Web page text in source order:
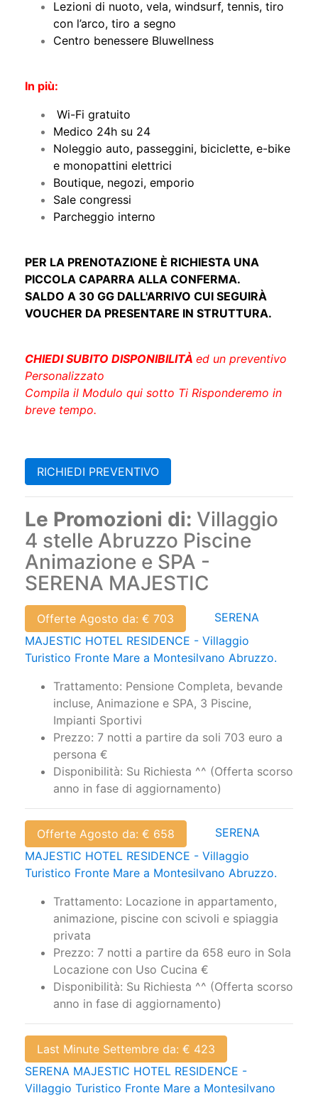
Lezioni di nuoto, vela, windsurf, tennis, tiro
con l’arco, tiro a segno
Centro benessere Bluwellness
In più:
Wi-Fi gratuito
Medico 24h su 24
Noleggio auto, passeggini, biciclette, e-bike
e monopattini elettrici
Boutique, negozi, emporio
Sale congressi
Parcheggio interno
PER LA PRENOTAZIONE È RICHIESTA UNA
PICCOLA CAPARRA ALLA CONFERMA.
SALDO A 30 GG DALL'ARRIVO CUI SEGUIRÀ
VOUCHER DA PRESENTARE IN STRUTTURA.
CHIEDI SUBITO DISPONIBILITÀ ed un preventivo
Personalizzato
Compila il Modulo qui sotto Ti Risponderemo in
breve tempo.
RICHIEDI PREVENTIVO
Le Promozioni di: Villaggio
4 stelle Abruzzo Piscine
Animazione e SPA -
SERENA MAJESTIC
Offerte Agosto da: € 703
SERENA
MAJESTIC HOTEL RESIDENCE - Villaggio
Turistico Fronte Mare a Montesilvano Abruzzo.
Trattamento: Pensione Completa, bevande
incluse, Animazione e SPA, 3 Piscine,
Impianti Sportivi
Prezzo: 7 notti a partire da soli 703 euro a
persona €
Disponibilità: Su Richiesta ^^ (Offerta scorso
anno in fase di aggiornamento)
Offerte Agosto da: € 658
SERENA
MAJESTIC HOTEL RESIDENCE - Villaggio
Turistico Fronte Mare a Montesilvano Abruzzo.
Trattamento: Locazione in appartamento,
animazione, piscine con scivoli e spiaggia
privata
Prezzo: 7 notti a partire da 658 euro in Sola
Locazione con Uso Cucina €
Disponibilità: Su Richiesta ^^ (Offerta scorso
anno in fase di aggiornamento)
Last Minute Settembre da: € 423
SERENA MAJESTIC HOTEL RESIDENCE -
Villaggio Turistico Fronte Mare a Montesilvano